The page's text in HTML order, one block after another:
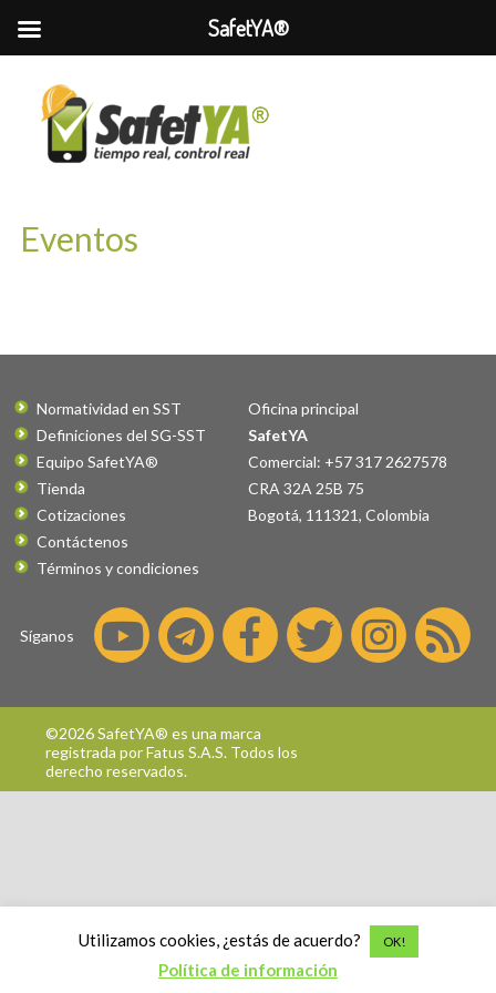
Eventos
Normatividad en SST
Definiciones del SG-SST
Equipo SafetYA®
Tienda
Cotizaciones
Contáctenos
Términos y condiciones
Oficina principal
SafetYA
Comercial: +57 317 2627578
CRA 32A 25B 75
Bogotá, 111321, Colombia
Síganos
©2026 SafetYA® es una marca
registrada porFatus S.A.S. Todos los
derecho reservados.
Utilizamos cookies, ¿estás de acuerdo? OK!
Política de información
SafetYA®